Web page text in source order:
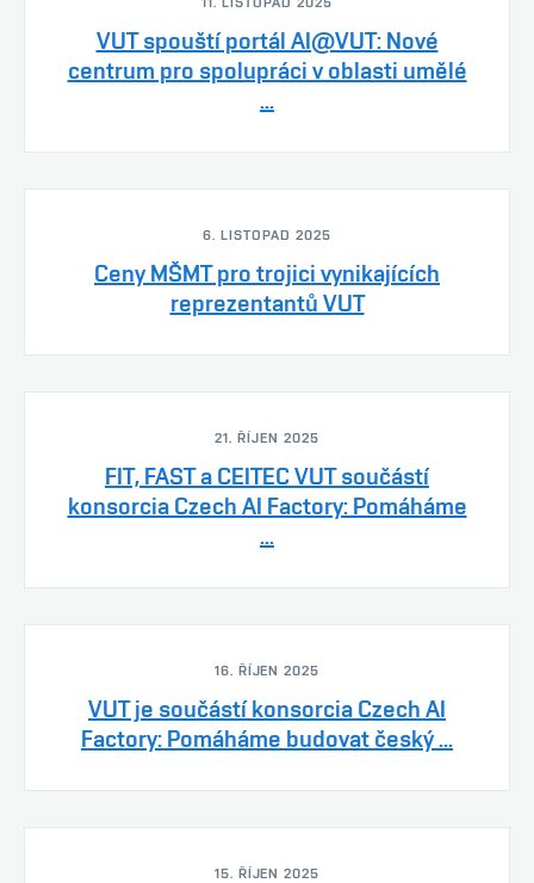
VUT spouští portál AI@VUT: Nové
centrum pro spolupráci v oblasti umělé
...
6. LISTOPAD 2025
Ceny MŠMT pro trojici vynikajících
reprezentantů VUT
21. ŘÍJEN 2025
FIT, FAST a CEITEC VUT součástí
konsorcia Czech AI Factory: Pomáháme
...
16. ŘÍJEN 2025
VUT je součástí konsorcia Czech AI
Factory: Pomáháme budovat český ...
15. ŘÍJEN 2025